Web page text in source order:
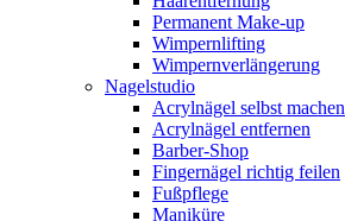
Permanent Make-up
Wimpernlifting
Wimpernverlängerung
Nagelstudio
Acrylnägel selbst machen
Acrylnägel entfernen
Barber-Shop
Fingernägel richtig feilen
Fußpflege
Maniküre